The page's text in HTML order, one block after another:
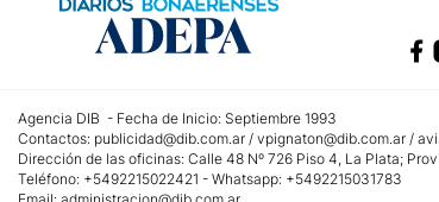
Agencia DIB - Fecha de Inicio: Septiembre 1993
Contactos: publicidad@dib.com.ar / vpignaton@dib.com.ar /
Dirección de las oficinas: Calle 48 Nº 726 Piso 4, La Plata;
Teléfono: +5492215022421 - Whatsapp: +5492215031783